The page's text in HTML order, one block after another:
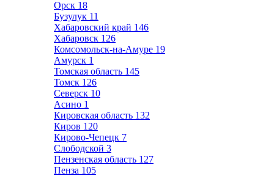
Орск 18
Бузулук 11
Хабаровский край 146
Хабаровск 126
Комсомольск-на-Амуре 19
Амурск 1
Томская область 145
Томск 126
Северск 10
Асино 1
Кировская область 132
Киров 120
Кирово-Чепецк 7
Слободской 3
Пензенская область 127
Пенза 105